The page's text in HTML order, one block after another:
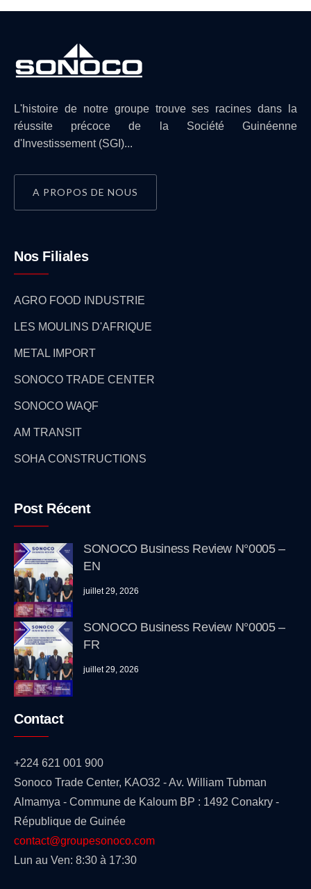
L'histoire de notre groupe trouve ses racines dans la
réussite précoce de la Société Guinéenne
d'Investissement (SGI)...
A PROPOS DE NOUS
Nos Filiales
AGRO FOOD INDUSTRIE
LES MOULINS D'AFRIQUE
METAL IMPORT
SONOCO TRADE CENTER
SONOCO WAQF
AM TRANSIT
SOHA CONSTRUCTIONS
Post Récent
SONOCO Business Review N°0005 –
EN
juillet 29, 2026
SONOCO Business Review N°0005 –
FR
juillet 29, 2026
Contact
+224 621 001 900
Sonoco Trade Center, KAO32 - Av. William Tubman
Almamya - Commune de Kaloum BP : 1492 Conakry -
République de Guinée
contact@groupesonoco.com
Lun au Ven: 8:30 à 17:30